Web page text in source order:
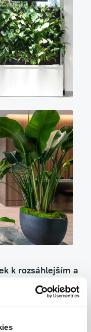
k rozsáhlejším a